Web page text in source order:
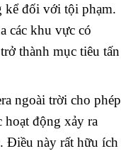
kể đối với tội phạm.
các khu vực có
thành mục tiêu tấn
ngoài trời cho phép
hoạt động xảy ra
Điều này rất hữu ích